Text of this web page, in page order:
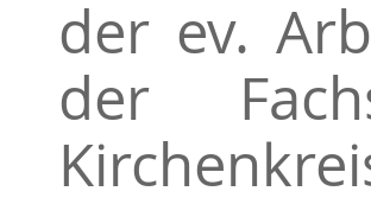
der ev.
der